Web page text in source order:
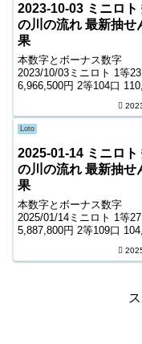
2023-10-03 ミニロト
の川の流れ 最新抽せ
果
本数字とボーナス数字
2023/10/03ミニロト 1等23
6,966,500円 2等104口
800円 ＊抽せんの結果は
に発売元の発表のものと照
て下さい。...
Loto
2025-01-14 ミニロト
の川の流れ 最新抽せ
果
本数字とボーナス数字
2025/01/14ミニロト 1等27
5,887,800円 2等109口
口 1,100円 ＊抽せんの結